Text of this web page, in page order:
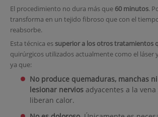
El procedimiento no dura más que 60 minutos.
transforma en un tejido fibroso que con el
reabsorbe.
Esta técnica es superior a los otros tratamientos
quirúrgicos utilizados actualmente como el láser
ya que:
No produce quemaduras, manchas
lesionar nerviosadyacentes a la vena
liberan calor.